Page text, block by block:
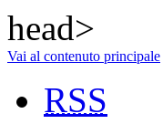
head>
Vai al contenuto principale
RSS